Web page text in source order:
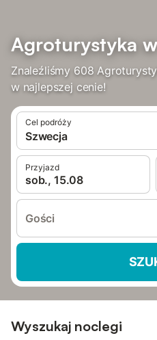
Agroturystyka
Znaleźliśmy 608
w najlepszej cenie!
Cel podróży
Szwecja
Przyjazd
sob., 15.08
Gości
Wyszukaj noclegi